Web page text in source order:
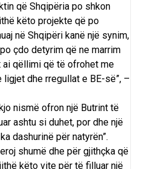
që Shqipëria po shkon
këto projekte që po
në Shqipëri kanë një synim,
çdo detyrim që ne marrim
qëllimi që të ofrohet me
dhe rregullat e BE-së”, –
nismë ofron një Butrint të
ashtu si duhet, por dhe një
dashurinë për natyrën”.
shumë dhe për gjithçka që
këto vite për të filluar një